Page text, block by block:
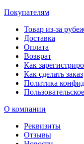
Покупателям
Товар из-за
Доставка
Оплата
Возврат
Как
Как сделать заказ
Политика
О компании
Реквизиты
Отзывы